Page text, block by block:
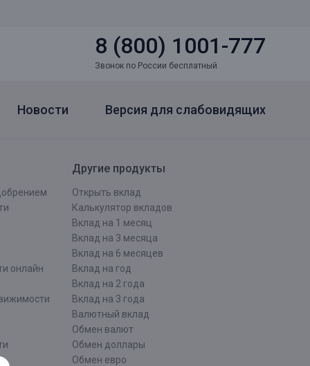
8 (800) 1001-777
Звонок по России бесплатный
Новости Версия для слабовидящих
онлайн
Другие продукты
Открыть вклад
Калькулятор вкладов
Вклад на 1 месяц
Вклад на 3 месяца
Вклад на 6 месяцев
Вклад на год
Вклад на 2 года
Вклад на 3 года
Валютный вклад
Обмен валют
Обмен доллары
Обмен евро